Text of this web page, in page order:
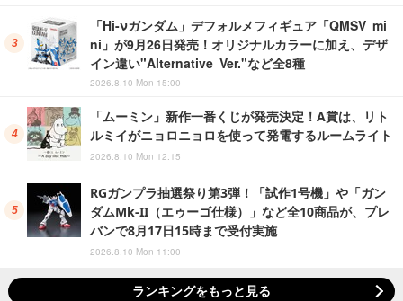
「Hi-νガンダム」デフォルメフィギュア「QMSV mi
ni」が9月26日発売！オリジナルカラーに加え、デザ
イン違い"Alternative Ver."など全8種
2026.8.10 Mon 15:00
「ムーミン」新作一番くじが発売決定！A賞は、リト
ルミイがニョロニョロを使って発電するルームライト
2026.8.10 Mon 12:15
RGガンプラ抽選祭り第3弾！「試作1号機」や「ガン
ダムMk-II（エゥーゴ仕様）」など全10商品が、プレ
バンで8月17日15時まで受付実施
2026.8.10 Mon 11:00
ランキングをもっと見る